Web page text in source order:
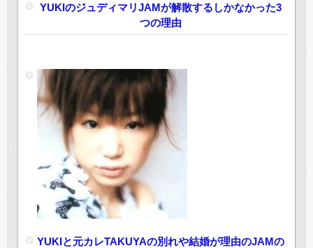
YUKIのジュディマリJAMが解散するしかなかった3
つの理由
YUKIと元カレTAKUYAの別れや結婚が理由のJAMの